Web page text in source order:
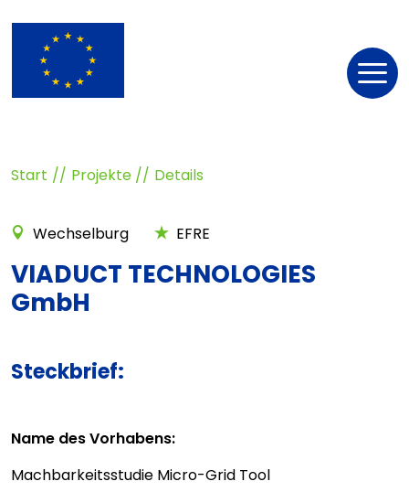
Start Projekte Details
Wechselburg EFRE
VIADUCT TECHNOLOGIES
GmbH
Steckbrief:
Name des Vorhabens:
Machbarkeitsstudie Micro-Grid Tool